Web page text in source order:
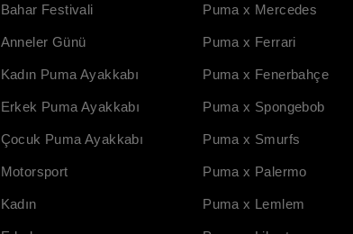
Bahar Festivali
Anneler Günü
Kadın Puma Ayakkabı
Erkek Puma Ayakkabı
Çocuk Puma Ayakkabı
Motorsport
Kadın
Puma x Mercedes
Puma x Ferrari
Puma x Fenerbahçe
Puma x Spongebob
Puma x Smurfs
Puma x Palermo
Puma x Lemlem